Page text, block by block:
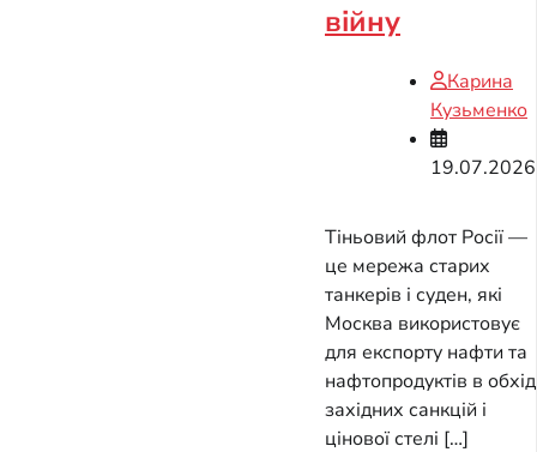
війну
Карина
Кузьменко
19.07.2026
Тіньовий флот Росії —
це мережа старих
танкерів і суден, які
Москва використовує
для експорту нафти та
нафтопродуктів в обхід
західних санкцій і
цінової стелі […]